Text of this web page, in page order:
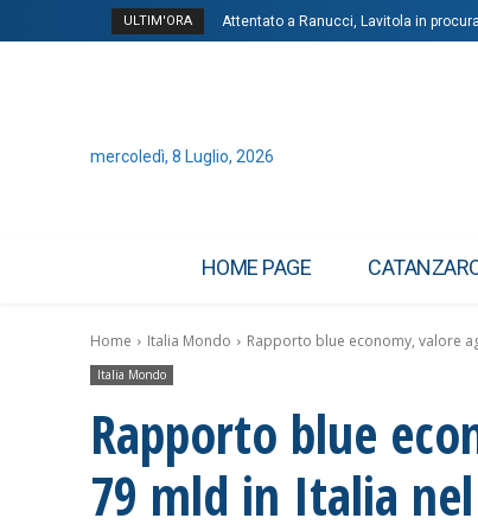
ULTIM'ORA Attentato a Ranucci, Lavitola in
mercoledì, 8 Luglio, 2026
HOME PAGE
Home Italia Mondo Rapporto blue economy, valore
Italia Mondo
Rapporto blue
79 mld in Italia